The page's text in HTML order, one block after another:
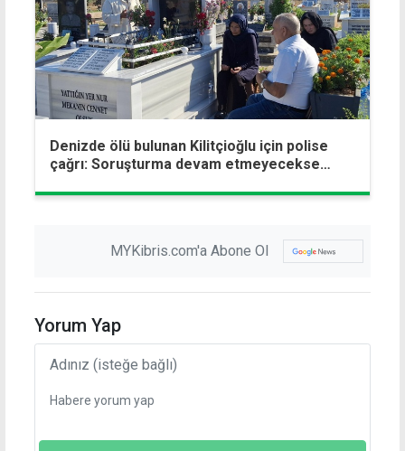
Denizde ölü bulunan Kilitçioğlu için polise
çağrı: Soruşturma devam etmeyecekse
MYKibris.com'a Abone Ol
Yorum Yap